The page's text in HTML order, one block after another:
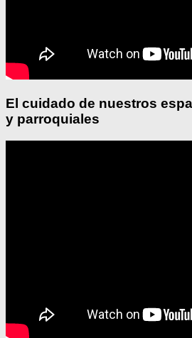
El cuidado de nuestros
y parroquiales